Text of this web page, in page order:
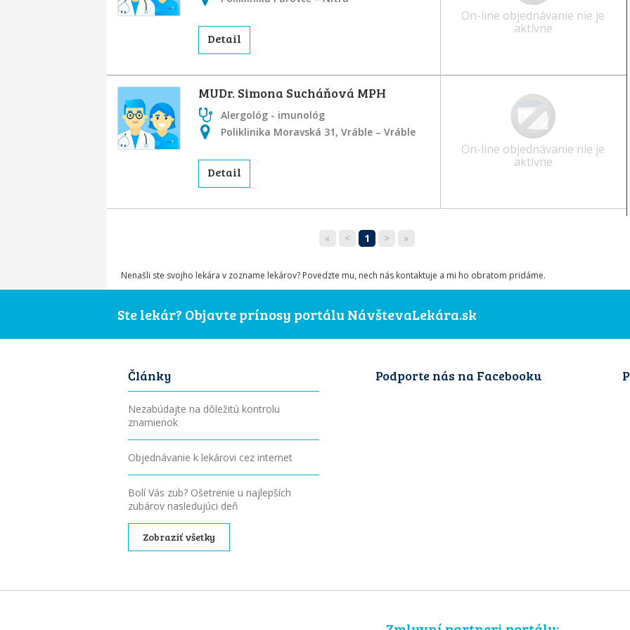
Detail
On-line objednávanie nie je
aktívne
MUDr. Simona Sucháňová MPH
Alergológ - imunológ
Poliklinika Moravská 31, Vráble – Vráble
Detail
On-line objednávanie nie je
aktívne
« < 1 > »
Nenašli ste svojho lekára v zozname lekárov? Povedzte mu, nech nás kontaktuje a mi ho obratom pridáme.
Ste lekár? Objavte prínosy portálu NávštevaLekára.sk
Články
Nezabúdajte na dôležitú kontrolu
znamienok
Objednávanie k lekárovi cez internet
Bolí Vás zub? Ošetrenie u najlepších
zubárov nasledujúci deň
Zobraziť všetky
Podporte nás na Facebooku